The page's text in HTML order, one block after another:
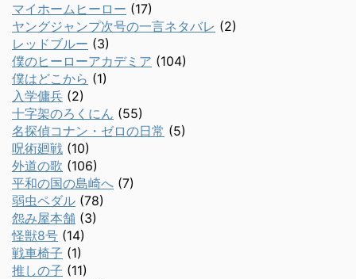
マイホームヒーロー (17)
ヤングジャンプ次号の一言ネタバレ (2)
レッドブルー (3)
僕のヒーローアカデミア (104)
僕はどこから (1)
入学傭兵 (2)
十字架のろくにん (55)
名探偵コナン・ゼロの日常 (5)
呪術廻戦 (10)
外道の歌 (106)
平和の国の島崎へ (7)
弱虫ペダル (78)
怨み屋本舗 (3)
怪獣8号 (14)
戦車椅子 (1)
推しの子 (11)